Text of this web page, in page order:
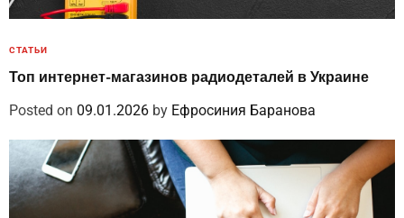
СТАТЬИ
Топ интернет-магазинов радиодеталей в Украине
Posted on 09.01.2026 by Ефросиния Баранова